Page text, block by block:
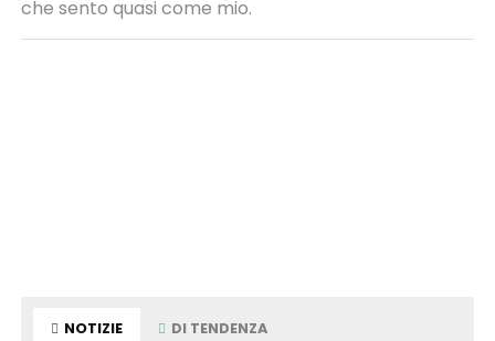
che sento quasi come mio.
NOTIZIE DI TENDENZA